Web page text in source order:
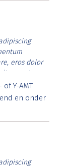
eros dolor
erat.
lorem
posuere.
Y-AMT
en onder